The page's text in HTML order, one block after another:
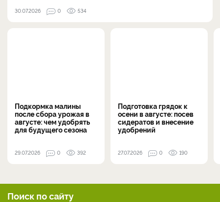
30.07.2026 0 534
Подкормка малины
после сбора урожая в
августе: чем удобрять
для будущего сезона
29.07.2026 0 392
Подготовка грядок к
осени в августе: посев
сидератов и внесение
удобрений
27.07.2026 0 190
Поиск по сайту